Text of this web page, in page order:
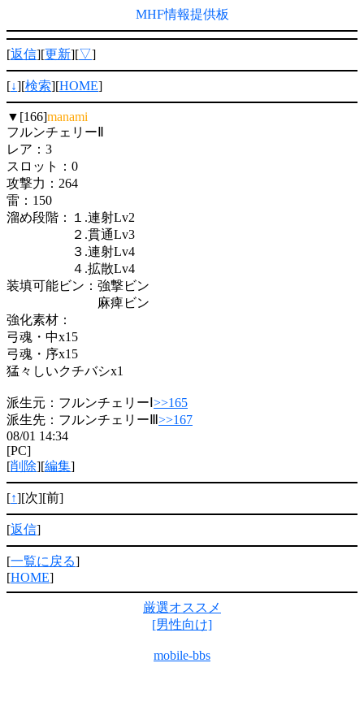
MHF情報提供板
[返信][更新][▽]
[↓][検索][HOME]
▼[166]manami
フルンチェリーⅡ
レア：3
スロット：0
攻撃力：264
雷：150
溜め段階：１.連射Lv2
２.貫通Lv3
３.連射Lv4
４.拡散Lv4
装填可能ビン：強撃ビン
麻痺ビン
強化素材：
弓魂・中x15
弓魂・序x15
猛々しいクチバシx1
派生元：フルンチェリーⅠ >>165
派生先：フルンチェリーⅢ >>167
08/01 14:34
[PC]
[削除][編集]
[↑][次][前]
[返信]
[一覧に戻る]
[HOME]
厳選オススメ
[男性向け]
mobile-bbs